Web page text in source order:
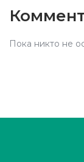
Пока никто не